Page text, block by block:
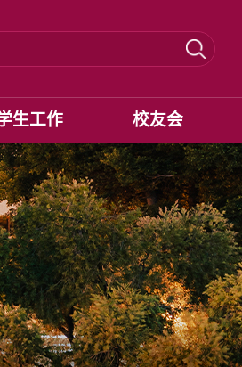
生工作 校友会